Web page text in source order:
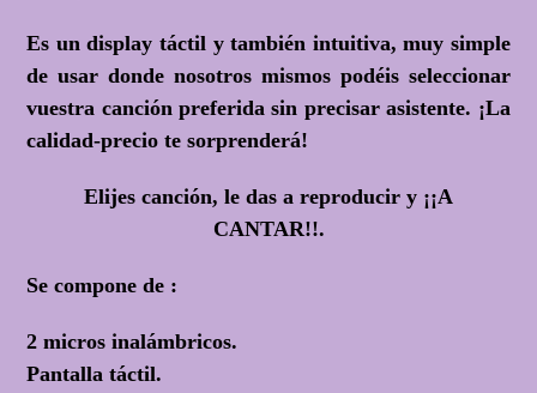
Es un display táctil y también intuitiva, muy simple
de usar donde nosotros mismos podéis seleccionar
vuestra canción preferida sin precisar asistente. ¡La
calidad-precio te sorprenderá!
Elijes canción, le das a reproducir y ¡¡A
CANTAR!!.
Se compone de :
2 micros inalámbricos.
Pantalla táctil.